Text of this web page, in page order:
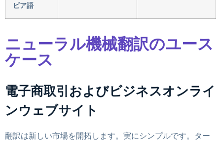
ビア語
ニューラル機械翻訳のユース
ケース
電子商取引およびビジネスオンライ
ンウェブサイト
翻訳は新しい市場を開拓します。実にシンプルです。ター